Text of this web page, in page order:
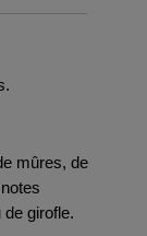
mûres, de
girofle.